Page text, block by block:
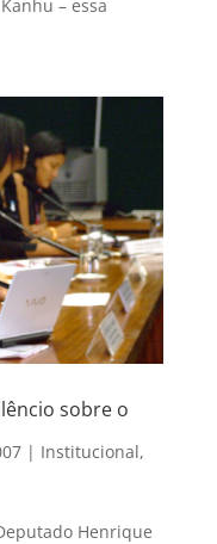
– essa
sobre o
| Institucional,
Henrique